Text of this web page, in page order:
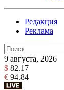
Редакция
Реклама
9 августа, 2026
$ 82.17
€ 94.84